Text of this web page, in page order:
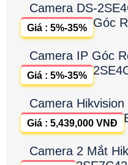
Camera DS-
Góc
Giá : 5%-35%
Camera IP Góc
Giá : 5%-35%
Camera
Giá : 5,439,000 VNĐ
Camera 2 Mắt